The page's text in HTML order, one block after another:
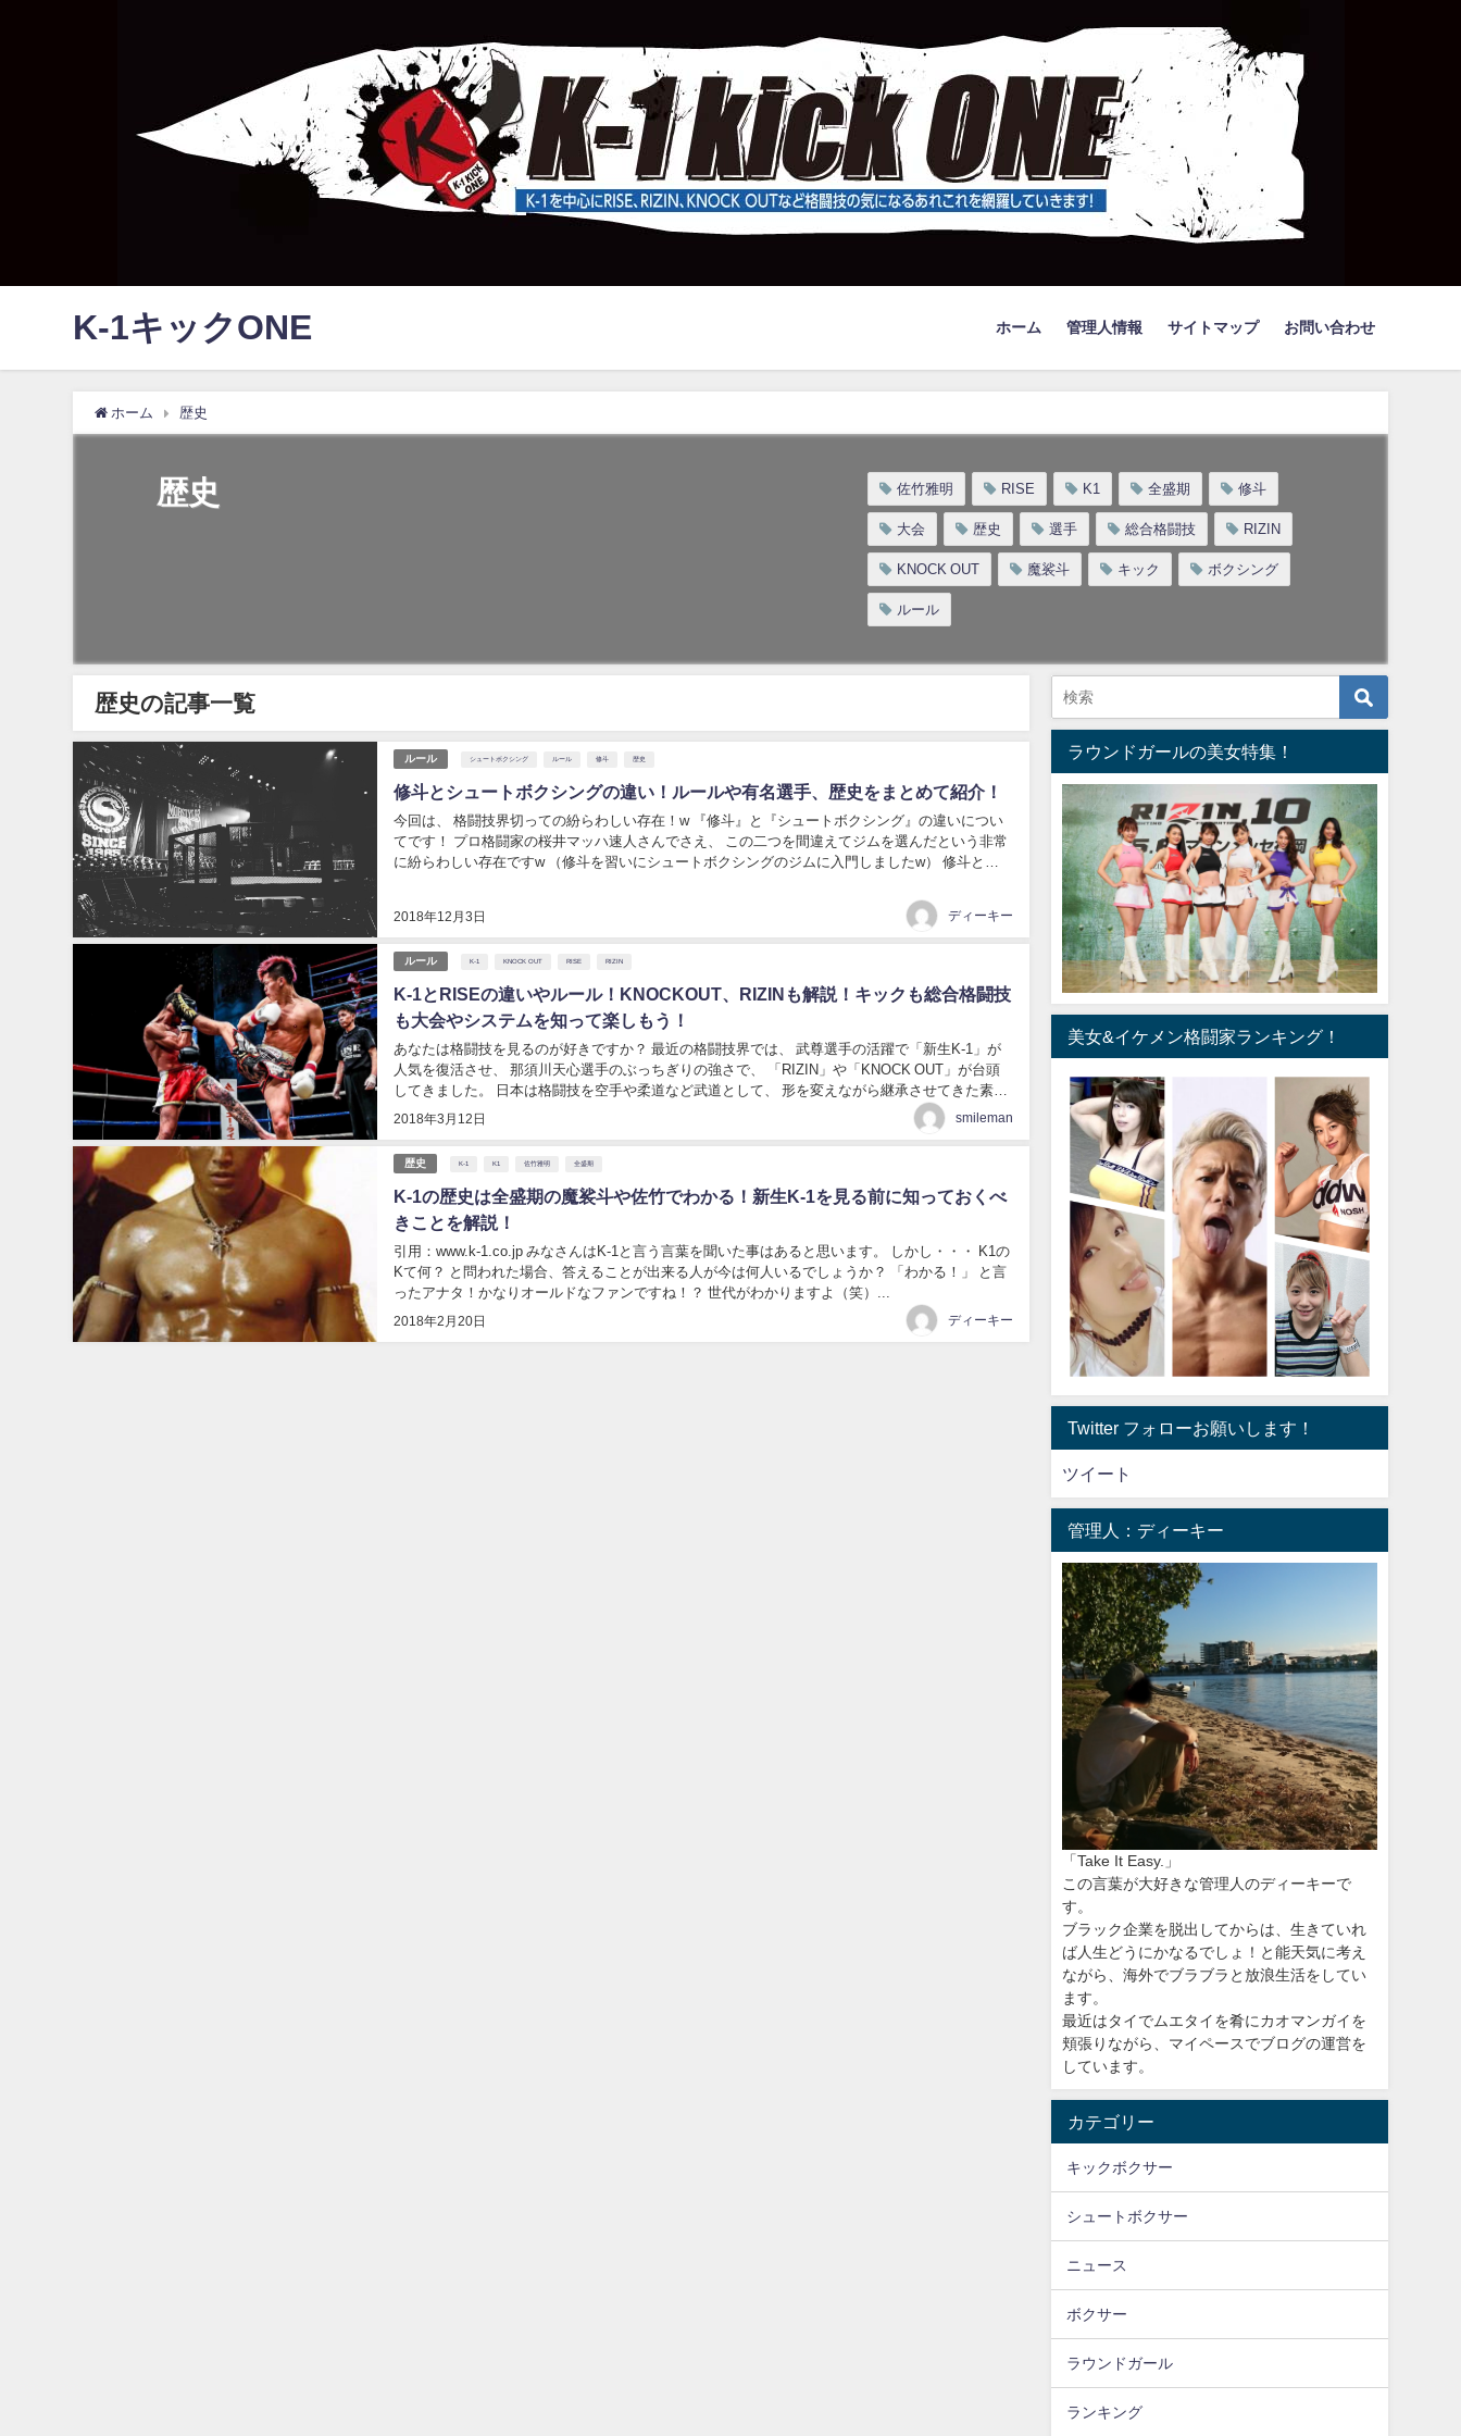
K-1キックONE ホーム 管理人情報 サイトマップ お問い合わせ
ホーム 歴史
歴史 佐竹雅明 RISE K1 全盛期 修斗
大会 歴史 選手 総合格闘技 RIZIN
KNOCK OUT 魔裟斗 キック ボクシング
ルール
歴史の記事一覧
ルール シュートボクシング ルール 修斗 歴史
修斗とシュートボクシングの違い！ルールや有名選手、歴史をまとめて紹介！
2018年12月3日
今回は、 格闘技界切っての紛らわしい存在！w 『修斗』と『シュートボクシング』の違いについ
てです！ プロ格闘家の桜井マッハ速人さんでさえ、 この二つを間違えてジムを選んだという非常
に紛らわしい存在ですw （修斗を習いにシュートボクシングのジムに入門しましたw） 修斗とシ
ディーキー
ルール K-1 KNOCK OUT RISE RIZIN
K-1とRISEの違いやルール！KNOCKOUT、RIZINも解説！キックも総合格闘技
も大会やシステムを知って楽しもう！
2018年3月12日
あなたは格闘技を見るのが好きですか？ 最近の格闘技界では、 武尊選手の活躍で「新生K-1」が
人気を復活させ、 那須川天心選手のぶっちぎりの強さで、 「RIZIN」や「KNOCK OUT」が台頭
してきました。 日本は格闘技を空手や柔道など武道として、 形を変えながら継承させてきた素地
smileman
歴史 K-1 K1 佐竹雅明 全盛期
K-1の歴史は全盛期の魔裟斗や佐竹でわかる！新生K-1を見る前に知っておくべ
きことを解説！
2018年2月20日
引用：www.k-1.co.jp みなさんはK-1と言う言葉を聞いた事はあると思います。 しかし・・・ K1の
Kて何？ と問われた場合、答えることが出来る人が今は何人いるでしょうか？ 「わかる！」 と言
ったアナタ！かなりオールドなファンですね！？ 世代がわかりますよ（笑）...
ディーキー
ラウンドガールの美女特集！
美女&イケメン格闘家ランキング！
Twitter フォローお願いします！
ツイート
管理人：ディーキー
「Take It Easy.」
この言葉が大好きな管理人のディーキーで
す。
ブラック企業を脱出してからは、生きていれ
ば人生どうにかなるでしょ！と能天気に考え
ながら、海外でブラブラと放浪生活をしてい
ます。
最近はタイでムエタイを肴にカオマンガイを
頬張りながら、マイペースでブログの運営を
しています。
カテゴリー
キックボクサー
シュートボクサー
ニュース
ボクサー
ラウンドガール
ランキング